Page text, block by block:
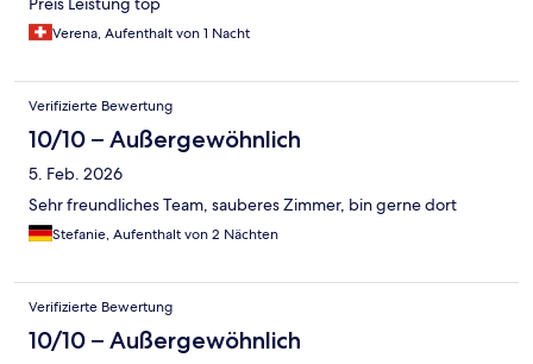
Verena, Aufenthalt von 1 Nacht
Verifizierte Bewertung
10/10 – Außergewöhnlich
5. Feb. 2026
Sehr freundliches Team, sauberes Zimmer, bin gerne dort
Stefanie, Aufenthalt von 2 Nächten
Verifizierte Bewertung
10/10 – Außergewöhnlich